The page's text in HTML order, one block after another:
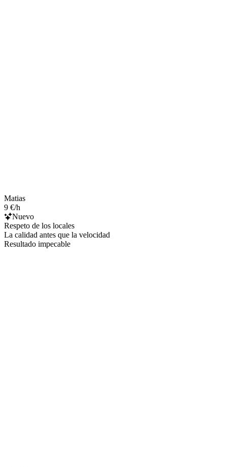
Matias
9 €/h
Nuevo
Respeto de los locales
La calidad antes que la velocidad
Resultado impecable